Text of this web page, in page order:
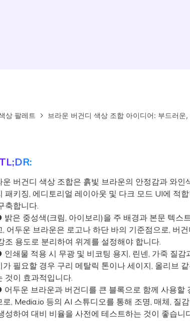
상 팔레트 브라운 버건디 색상 조합 아이디어: 부드러운
운 버건디 색상 조합은 흙빛 브라운의 안정감과 와인
패키징, 에디토리얼 레이아웃 및 다크 모드 UI에 적
축합니다.
은 중성색(크림, 아이보리)을 주 배경과 본문 텍스
, 어두운 브라운은 로고나 하단 바의 기준점으로, 버
조 용도로 분리하여 위계를 설정해야 합니다.
쇄물 적용 시 무광 및 비코팅 용지, 린넨, 가죽 질감
가 필요할 경우 구리 메탈릭 톤이나 세이지, 올리브
것이 효과적입니다.
두운 브라운과 버건디를 큰 블록으로 함께 사용할
로, Media.io 등의 AI 스튜디오를 통해 조명, 매체, 질
성하여 대비 비율을 사전에 테스트하는 것이 좋습니